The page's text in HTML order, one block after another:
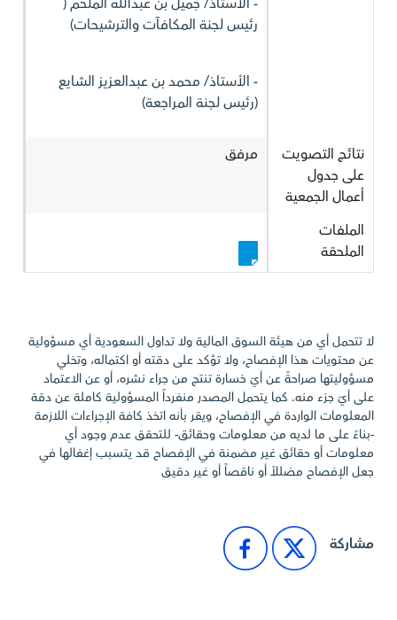
رئيس لجنة المكافآت والترشيحات)
- الأستاذ/ محمد بن عبدالعزيز الشايع
(رئيس لجنة المراجعة)
نتائج التصويت
على جدول
أعمال الجمعية
مرفق
الملفات
الملحقة
لا تتحمل أي من هيئة السوق المالية ولا تداول السعودية أي مسؤولية
عن محتويات هذا الإفصاح، ولا تؤكد على دقته أو اكتماله، وتخلي
مسؤوليتها صراحةً عن أيّ خسارة تنتج من جراء نشره، أو عن الاعتماد
على أيّ جزء منه. كما يتحمل المصدر منفرداً المسؤولية كاملة عن دقة
المعلومات الواردة في الإفصاح، ويقر بأنه اتخذ كافة الإجراءات اللازمة
-بناءً على ما لديه من معلومات وحقائق- للتحقق عدم وجود أي
معلومات أو حقائق غير مضمنة في الإفصاح قد يتسبب إغفالها في
جعل الإفصاح مضللاً أو ناقصاً أو غير دقيق
مشاركة